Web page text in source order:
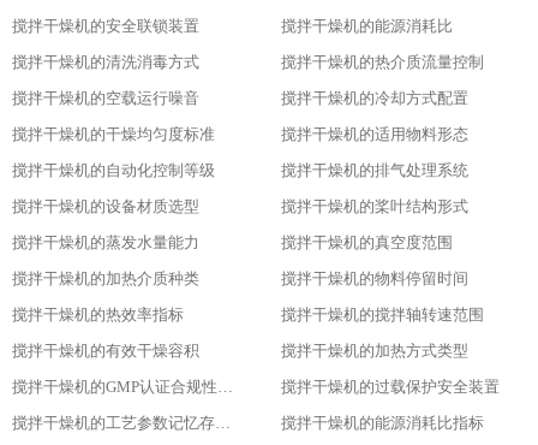
搅拌干燥机的安全联锁装置
搅拌干燥机的能源消耗比
搅拌干燥机的清洗消毒方式
搅拌干燥机的热介质流量控制
搅拌干燥机的空载运行噪音
搅拌干燥机的冷却方式配置
搅拌干燥机的干燥均匀度标准
搅拌干燥机的适用物料形态
搅拌干燥机的自动化控制等级
搅拌干燥机的排气处理系统
搅拌干燥机的设备材质选型
搅拌干燥机的桨叶结构形式
搅拌干燥机的蒸发水量能力
搅拌干燥机的真空度范围
搅拌干燥机的加热介质种类
搅拌干燥机的物料停留时间
搅拌干燥机的热效率指标
搅拌干燥机的搅拌轴转速范围
搅拌干燥机的有效干燥容积
搅拌干燥机的加热方式类型
搅拌干燥机的GMP认证合规性设计
搅拌干燥机的过载保护安全装置
搅拌干燥机的工艺参数记忆存储功能
搅拌干燥机的能源消耗比指标